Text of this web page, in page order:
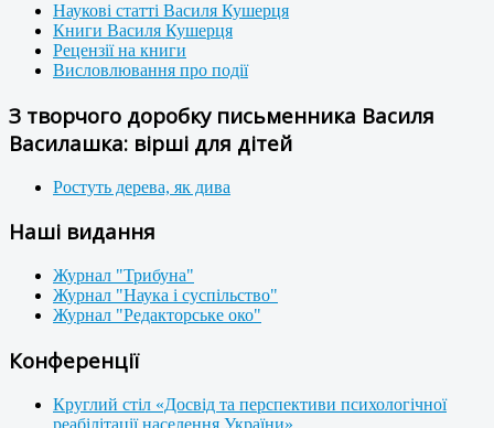
Наукові статті Василя Кушерця
Книги Василя Кушерця
Рецензії на книги
Висловлювання про події
З творчого доробку письменника Василя
Василашка: вірші для дітей
Ростуть дерева, як дива
Наші видання
Журнал "Трибуна"
Журнал "Наука і суспільство"
Журнал "Редакторське око"
Конференції
Круглий стіл «Досвід та перспективи психологічної
реабілітації населення України»